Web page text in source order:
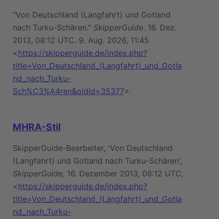
"Von Deutschland (Langfahrt) und Gotland
nach Turku-Schären." SkipperGuide. 16. Dez.
2013, 08:12 UTC. 9. Aug. 2026, 11:45
<https://skipperguide.de/index.php?
title=Von_Deutschland_(Langfahrt)_und_Gotla
nd_nach_Turku-
Sch%C3%A4ren&oldid=35377>.
MHRA-Stil
SkipperGuide-Bearbeiter, 'Von Deutschland
(Langfahrt) und Gotland nach Turku-Schären',
SkipperGuide, 16. Dezember 2013, 08:12 UTC,
<https://skipperguide.de/index.php?
title=Von_Deutschland_(Langfahrt)_und_Gotla
nd_nach_Turku-